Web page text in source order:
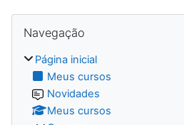
Blocos
Navegação
Página inicial
Meus cursos
Novidades
Meus cursos